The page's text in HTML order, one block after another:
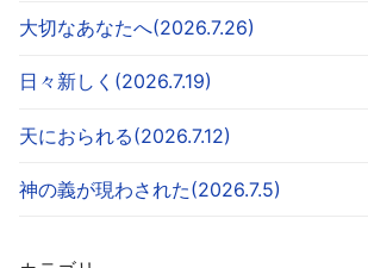
大切なあなたへ(2026.7.26)
日々新しく(2026.7.19)
天におられる(2026.7.12)
神の義が現わされた(2026.7.5)